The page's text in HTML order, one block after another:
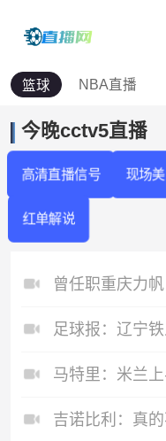
篮球 NBA直播
今晚cctv5直播
高清直播信号 现场
红单解说